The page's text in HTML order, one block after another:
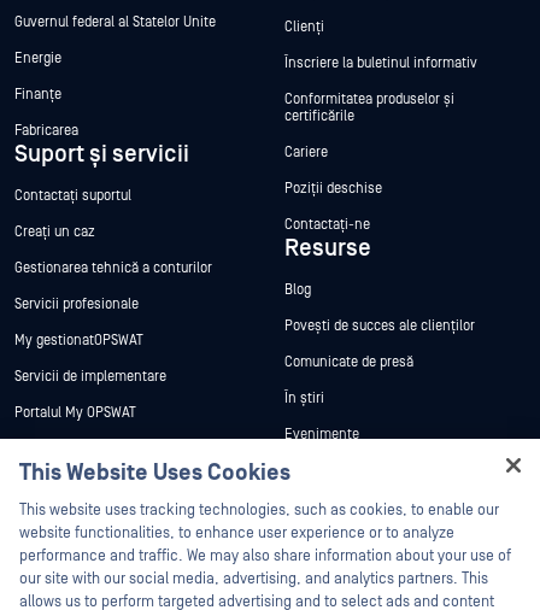
Guvernul federal al Statelor Unite
Energie
Finanțe
Fabricarea
Suport și servicii
Contactați suportul
Creați un caz
Gestionarea tehnică a conturilor
Servicii profesionale
My gestionatOPSWAT
Servicii de implementare
Portalul My OPSWAT
Formare
vulnerabilităților
Parteneri
Certificare
Clienți
Înscriere la buletinul informativ
Conformitatea produselor și
certificările
Cariere
Poziții deschise
Contactați-ne
Resurse
Blog
Povești de succes ale clienților
Comunicate de presă
În știri
Evenimente
Webinare
Fișe de date
Cărți albe
Instrumente gratuite
This Website Uses Cookies
This website uses tracking technologies, such as cookies, to enable our
website functionalities, to enhance user experience or to analyze
performance and traffic. We may also share information about your use of
our site with our social media, advertising, and analytics partners. This
allows us to perform targeted advertising and to select ads and content
Hey there!
I'm Ozzy, your OPSWAT virtual assistant.
How can I help you secure what's critical
today?